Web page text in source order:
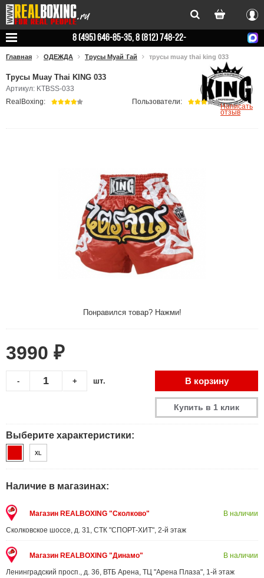
Вход
8 (495) 646-85-35, 8 (812) 748-22-
78
Главная ОДЕЖДА Трусы Муай Тай трусы muay thai king 033
Трусы Muay Thai KING 033
Артикул: KTBSS-033
Понравился товар? Нажми!
RealBoxing: Пользователи:
Написать
отзыв
3990 ₽
+
- шт. В корзину
Купить в 1 клик
Выберите характеристики:
XL
Наличие в магазинах:
Магазин REALBOXING "Сколково"
Сколковское шоссе, д. 31, СТК "СПОРТ-ХИТ", 2-й этаж
В наличии
Магазин REALBOXING "Динамо"
Ленинградский просп., д. 36, ВТБ Арена, ТЦ "Арена Плаза", 1-й этаж
В наличии